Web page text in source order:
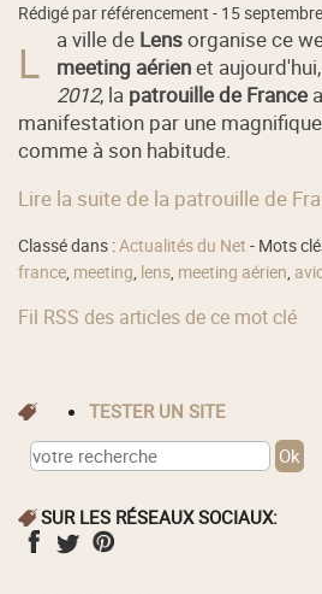
Rédigé par référencement - 15
L a ville de Lensorganise ce
meeting aérienet aujourd'hui,
2012, la patrouille de France
manifestation par une
comme à son habitude.
Lire la suite de la patrouille de
Classé dans :Actualités du Net - Mots
france, meeting, lens, meeting aérien,
Fil RSS des articles de ce mot clé
TESTER UN SITE
SUR LES RÉSEAUX SOCIAUX: